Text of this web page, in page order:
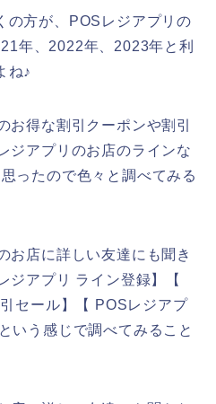
の方が、POSレジアプリの
年、2022年、2023年と利
ね♪
お得な割引クーポンや割引
ジアプリのお店のラインな
ったので色々と調べてみる
お店に詳しい友達にも聞き
ジアプリ ライン登録】【
セール】【 POSレジアプ
いう感じで調べてみること